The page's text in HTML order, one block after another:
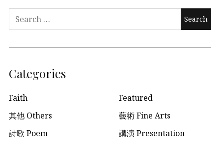
Search
Categories
Faith
Featured
其他 Others
藝術 Fine Arts
詩歌 Poem
講演 Presentation